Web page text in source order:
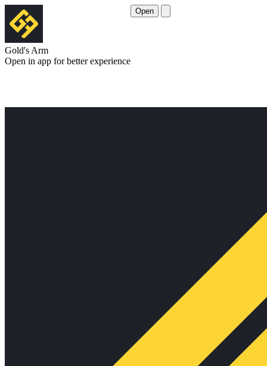
Gold's Arm
Open in app for better experience
Open